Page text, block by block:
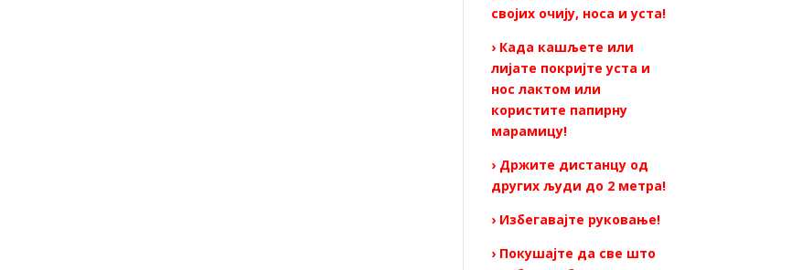
својих очију, носа и уста!
› Када кашљете или
лијате покријте уста и
нос лактом или
користите папирну
марамицу!
› Држите дистанцу од
других људи до 2 метра!
› Избегавајте руковање!
› Покушајте да све што